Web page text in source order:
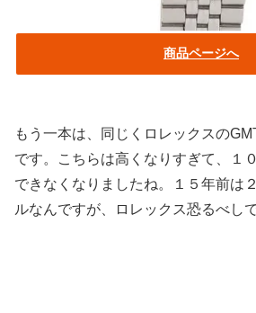
商品ページへ
もう一本は、同じくロレックスの
です。こちらは高くなりすぎて、１
できなくなりましたね。１５年前は
ルなんですが、ロレックス恐るべしで